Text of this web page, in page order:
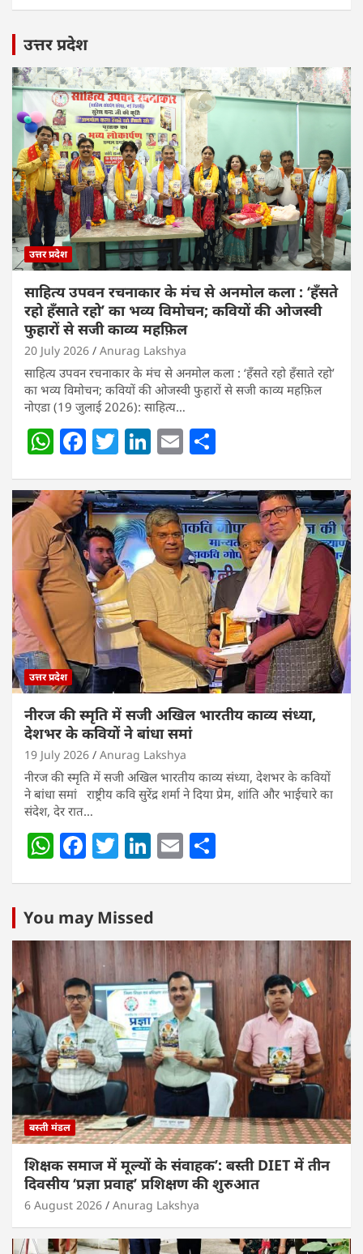
उत्तर प्रदेश
उत्तर प्रदेश
साहित्य उपवन रचनाकार के मंच से अनमोल कला : ‘हॅंसते
रहो हॅंसाते रहो’ का भव्य विमोचन; कवियों की ओजस्वी
फुहारों से सजी काव्य महफ़िल
20 July 2026 Anurag Lakshya
साहित्य उपवन रचनाकार के मंच से अनमोल कला : ‘हॅंसते रहो हॅंसाते रहो’
का भव्य विमोचन; कवियों की ओजस्वी फुहारों से सजी काव्य महफ़िल
नोएडा (19 जुलाई 2026): साहित्य…
W
at
s
A
p
p
F
c
e
b
o
o
k
T
itt
er
Li
k
e
dI
n
E
ai
l
ar
e
उत्तर प्रदेश
नीरज की स्मृति में सजी अखिल भारतीय काव्य संध्या,
देशभर के कवियों ने बांधा समां
19 July 2026 Anurag Lakshya
नीरज की स्मृति में सजी अखिल भारतीय काव्य संध्या, देशभर के कवियों
ने बांधा समां राष्ट्रीय कवि सुरेंद्र शर्मा ने दिया प्रेम, शांति और भाईचारे का
संदेश, देर रात…
W
s
A
p
p
F
e
b
o
o
k
T
er
Li
e
dI
n
E
You may Missed
बस्ती मंडल
शिक्षक समाज में मूल्यों के संवाहक’: बस्ती DIET में तीन
दिवसीय ‘प्रज्ञा प्रवाह’ प्रशिक्षण की शुरुआत
6 August 2026 Anurag Lakshya